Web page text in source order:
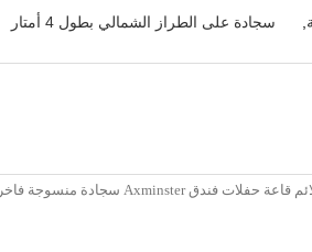
سجادة على الطراز الشمالي بطول 4 أمتار